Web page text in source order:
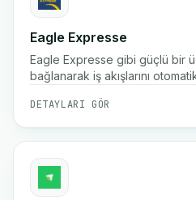
Eagle Expresse
Eagle Expresse gibi güçlü bir
bağlanarak iş akışlarını
DETAYLARI GÖR